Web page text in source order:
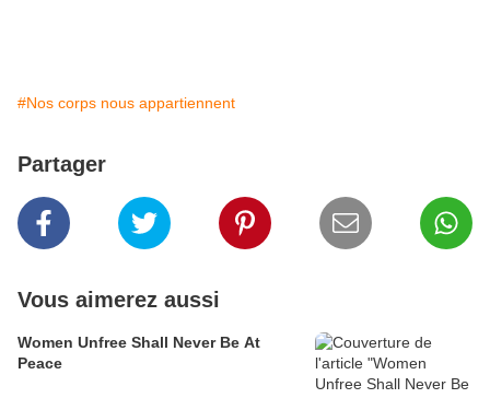
#Nos corps nous appartiennent
Partager
Vous aimerez aussi
Women Unfree Shall Never Be At
Peace